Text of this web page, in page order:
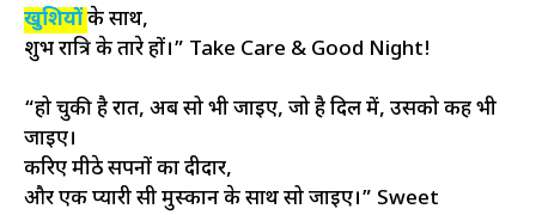
खुशियोंके साथ,
शुभ रात्रि के तारे हों।” Take Care & Good Night!
“हो चुकी है रात, अब सो भी जाइए, जो है दिल में, उसको कह भी
जाइए।
करिए मीठे सपनों का दीदार,
और एक प्यारी सी मुस्कान के साथ सो जाइए।” Sweet